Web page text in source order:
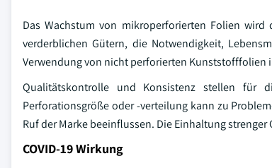
Das Wachstum von mikroperforierten Folien
verderblichen Gütern, die Notwendigkeit,
Verwendung von nicht perforierten Kunststofffolien
Qualitätskontrolle und Konsistenz stellen für
Perforationsgröße oder -verteilung kann zu
Ruf der Marke beeinflussen. Die Einhaltung
COVID-19 Wirkung